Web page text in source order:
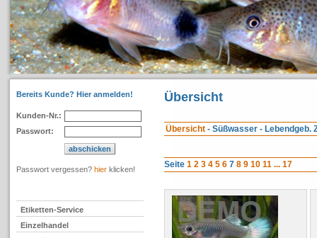
Bereits Kunde? Hier anmelden!
Kunden-Nr.:
Passwort:
Passwort vergessen? hier klicken!
Etiketten-Service
Einzelhandel
Übersicht
Übersicht - Süßwasser - Lebendgeb.
Seite 1 2 3 4 5 6 7 8 9 10 11 ... 17